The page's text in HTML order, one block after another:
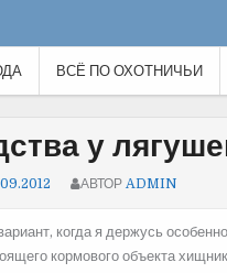
ВСЁ ПО ОХОТНИЧЬИ
у
АВТОР ADMIN
когда я держусь
кормового объекта